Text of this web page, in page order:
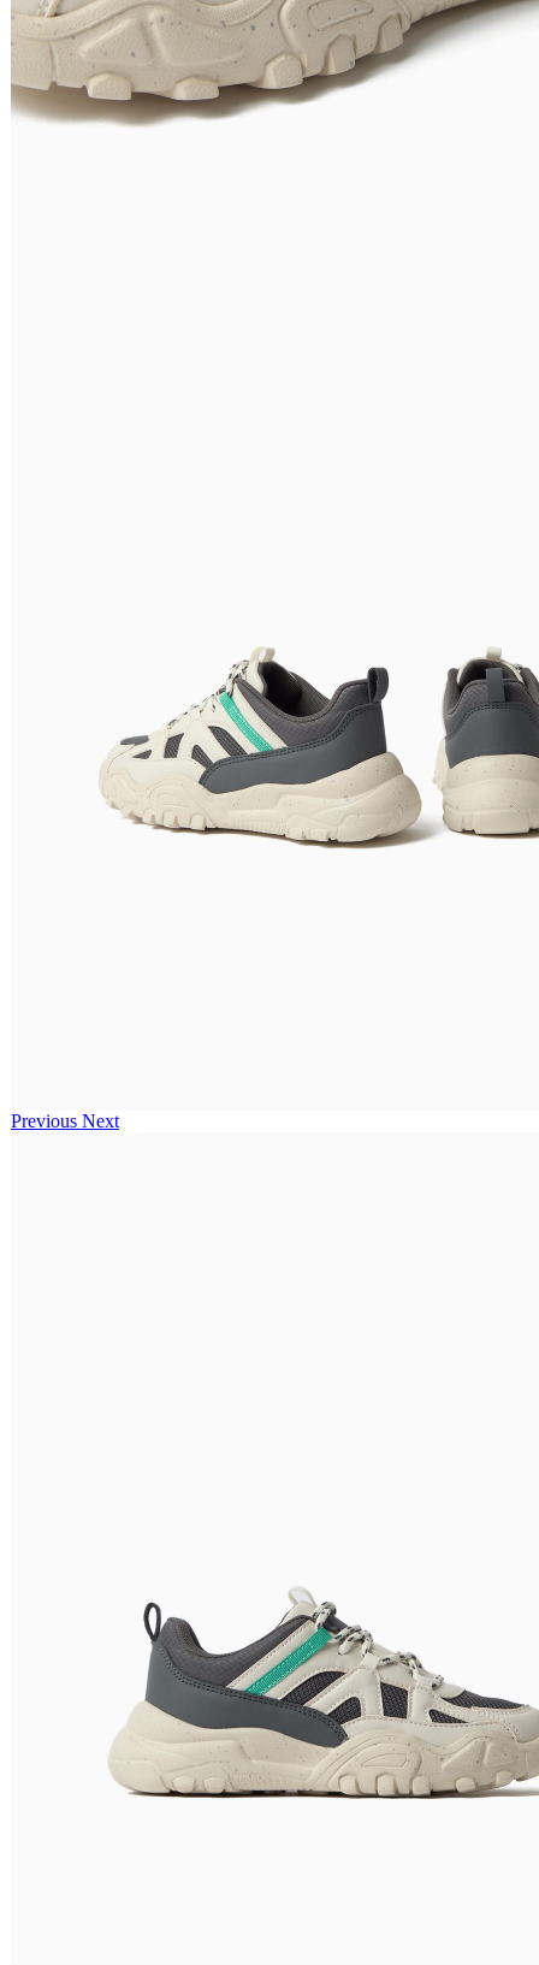
Previous Next